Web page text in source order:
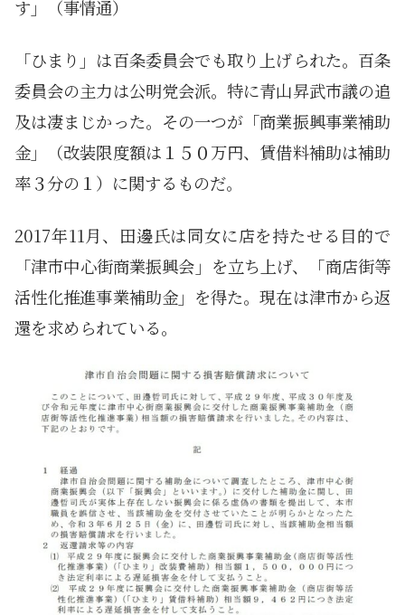
す」（事情通）
「ひまり」は百条委員会でも取り上げられた。百条
委員会の主力は公明党会派。特に青山昇武市議の追
及は凄まじかった。その一つが「商業振興事業補助
金」（改装限度額は１５０万円、賃借料補助は補助
率３分の１）に関するものだ。
2017年11月、田邊氏は同女に店を持たせる目的で
「津市中心街商業振興会」を立ち上げ、「商店街等
活性化推進事業補助金」を得た。現在は津市から返
還を求められている。